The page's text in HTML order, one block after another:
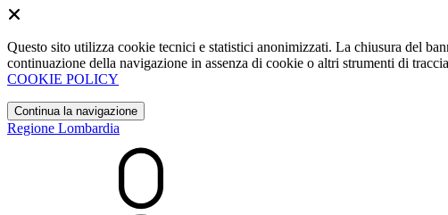
Questo sito utilizza cookie tecnici e statistici anonimizzati. La chiusura del
continuazione della navigazione in assenza di cookie o altri strumenti di
COOKIE POLICY
Continua la navigazione
Regione Lombardia